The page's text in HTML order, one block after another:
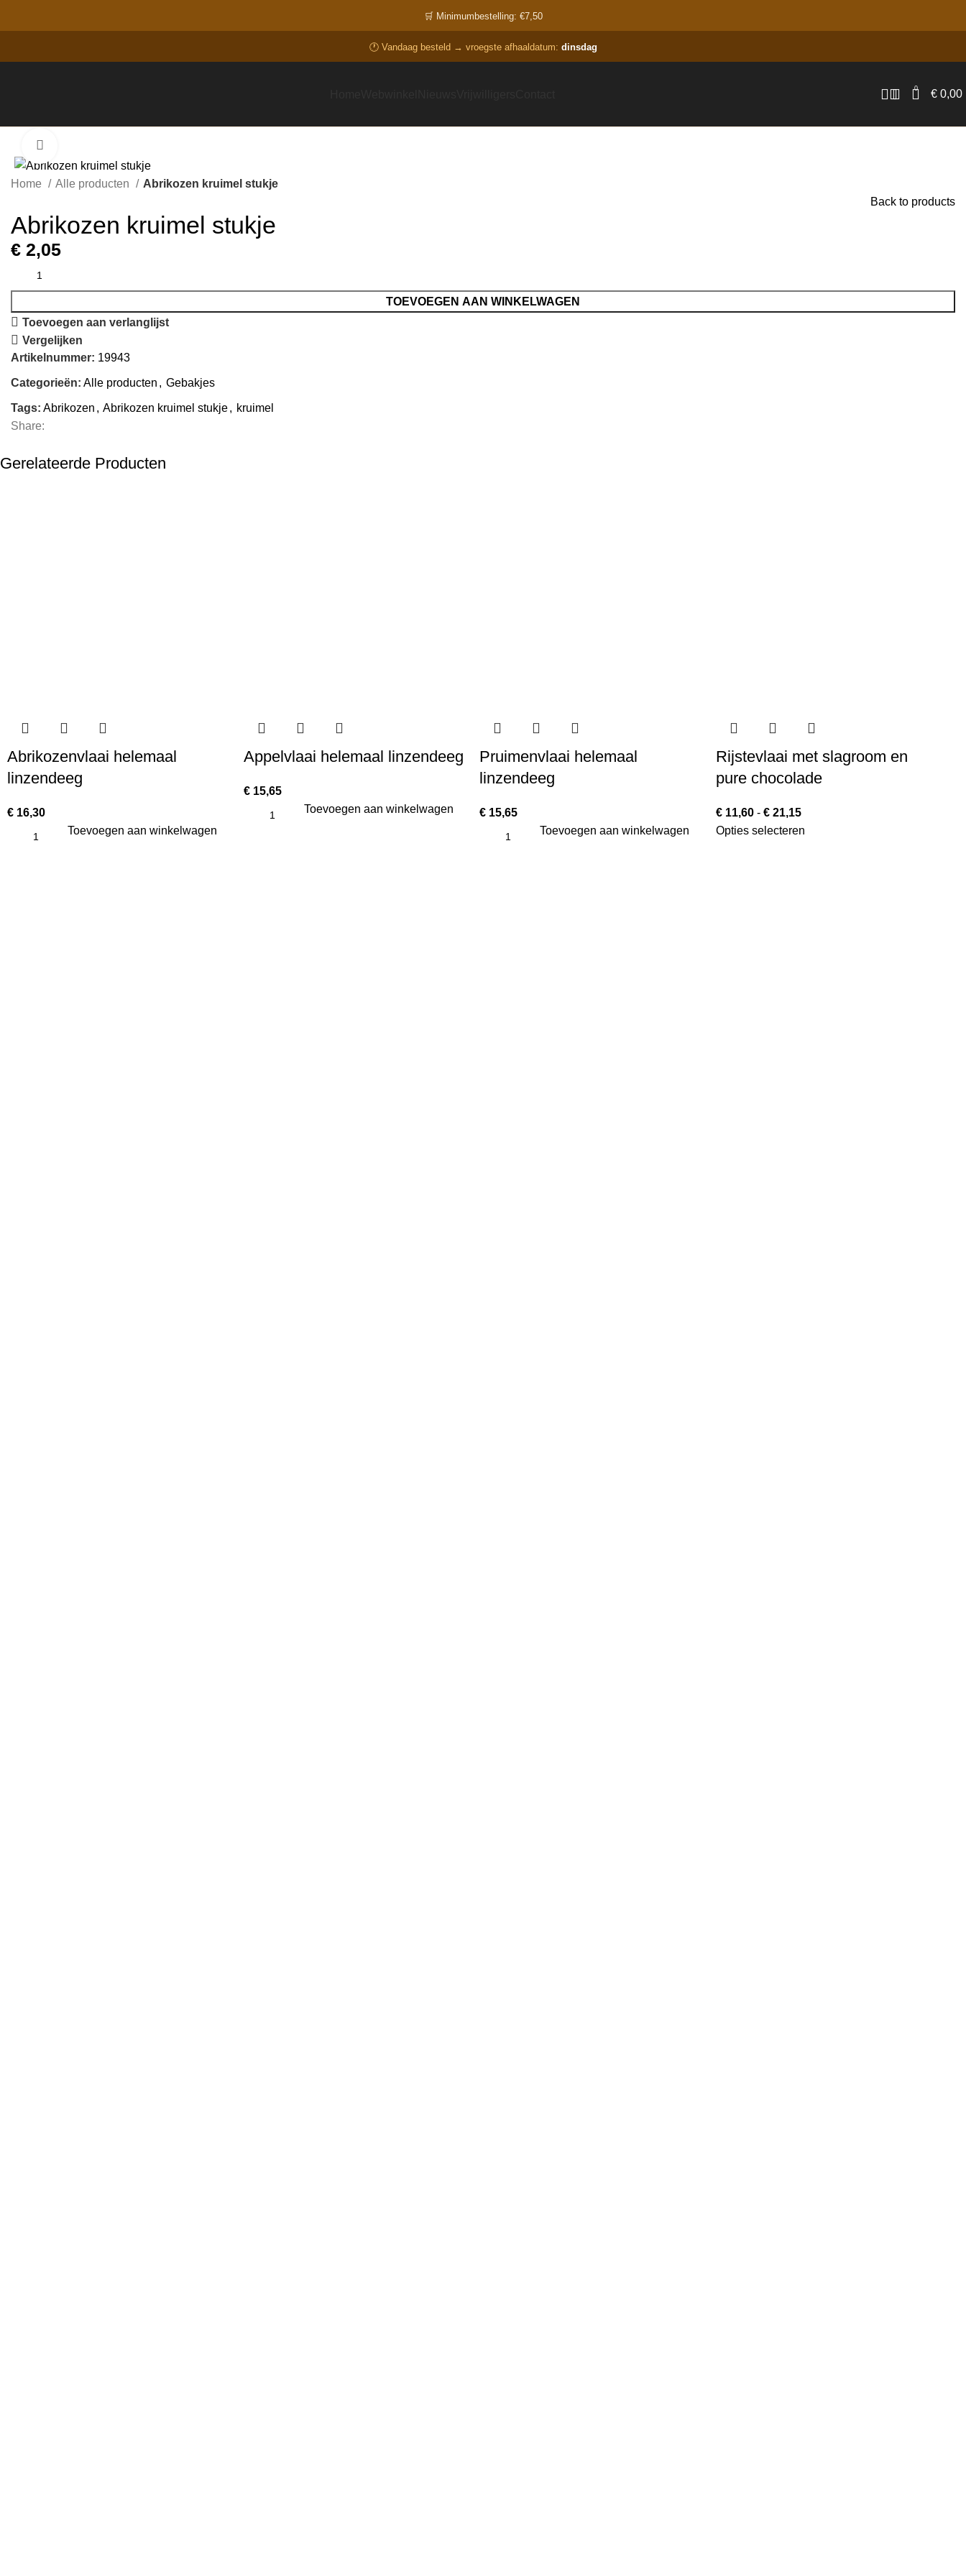
🛒 Minimumbestelling: €7,50
🕐 Vandaag besteld → vroegste afhaaldatum: dinsdag
0 € 0,00
Home Alle producten
Abrikozen kruimel stukje
Back to products
Abrikozen kruimel stukje
€ 2,05
TOEVOEGEN AAN WINKELWAGEN
Toevoegen aan verlanglijst
Vergelijken
Artikelnummer: 19943
Categorieën: Alle producten , Gebakjes
Tags: Abrikozen , Abrikozen kruimel stukje, kruimel
Share:
Gerelateerde Producten
Abrikozenvlaai helemaal
linzendeeg
€ 16,30
Toevoegen aan winkelwagen
Appelvlaai helemaal linzendeeg
€15,65
Toevoegen aan winkelwagen
Pruimenvlaai helemaal
linzendeeg
€ 15,65
Toevoegen aan winkelwagen
Rijstevlaai met slagroom en
pure chocolade
€11,60 - €21,15
Opties selecteren